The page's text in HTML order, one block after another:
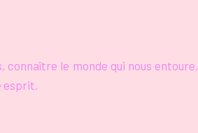
connaître le monde qui nous entoure,
esprit.